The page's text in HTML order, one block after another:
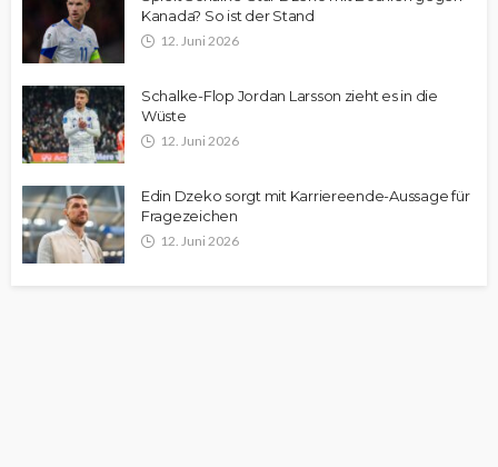
Kanada? So ist der Stand
12. Juni 2026
Schalke-Flop Jordan Larsson zieht es in die
Wüste
12. Juni 2026
Edin Dzeko sorgt mit Karriereende-Aussage für
Fragezeichen
12. Juni 2026